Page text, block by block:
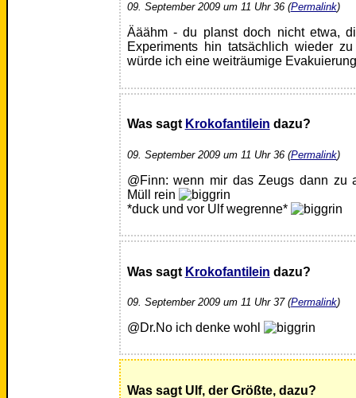
09. September 2009 um 11 Uhr 36 (Permalink)
Ääähm - du planst doch nicht etwa,
Experiments hin tatsächlich wieder
würde ich eine weiträumige
Was sagt Krokofantilein dazu?
09. September 2009 um 11 Uhr 36 (Permalink)
@Finn: wenn mir das Zeugs dann zu
Müll rein
*duck und vor Ulf wegrenne*
Was sagt Krokofantilein dazu?
09. September 2009 um 11 Uhr 37 (Permalink)
@Dr.No ich denke wohl
Was sagt Ulf, der Größte, dazu?